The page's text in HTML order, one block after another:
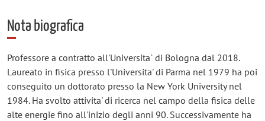
Nota biografica
Professore a contratto all'Universita` di Bologna dal 2018.
Laureato in fisica presso l'Universita' di Parma nel 1979 ha poi
conseguito un dottorato presso la New York University nel
1984. Ha svolto attivita' di ricerca nel campo della fisica delle
alte energie fino all'inizio degli anni 90. Successivamente ha